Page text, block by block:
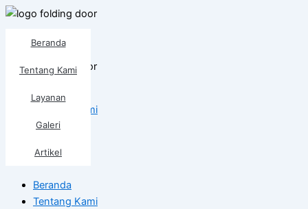
Lewati
kontenBeranda
Tentang Kami
Layanan
Galeri
Artikel
Folding Door
Beranda
Tentang Kami
Layanan
Artikel
Beranda
Tentang Kami